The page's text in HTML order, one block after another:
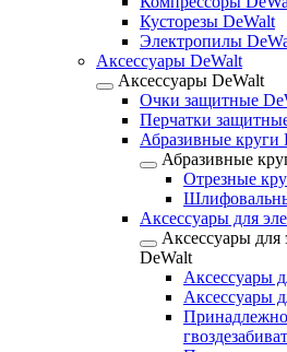
Кусторезы DeWalt
Электропилы
Аксессуары DeWalt
Аксессуары DeWalt
Очки защитные
Перчатки
Абразивные круги
Абразивные
Отрезные
Аксессуары для
Аксессуары для
DeWalt
Аксессуары
Аксессуары